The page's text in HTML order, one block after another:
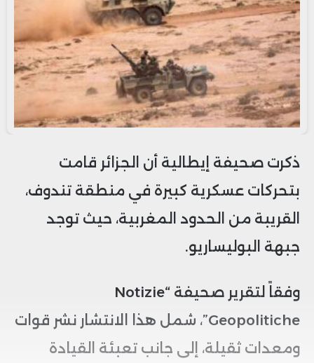
ذكرت صحيفة إيطالية أن الجزائر قامت
بتحركات عسكرية كبيرة في منطقة تندوف،
القريبة من الحدود المغربية، حيث توجد
جبهة البوليساريو.
وفقاً لتقرير صحيفة “Notizie
Geopolitiche”، شمل هذا الانتشار نشر قوات
ومعدات ثقيلة، إلى جانب تعبئة القيادة